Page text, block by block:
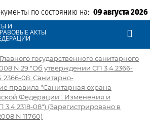
по состоянию на: 09 августа 2026
И
АКТЫ
государственного санитарного
N 29 "Об утверждении СП 3.4.2366-
08. Санитарно-
правила "Санитарная охрана
Федерации". Изменения и
3.4.2318-08") (Зарегистрировано в
N 11760)